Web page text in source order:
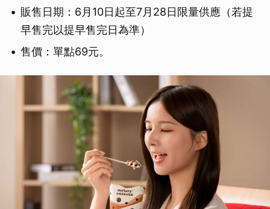
販售日期：6月10日起至7月28日限量供應（若提
早售完以提早售完日為準）
售價：單點69元。